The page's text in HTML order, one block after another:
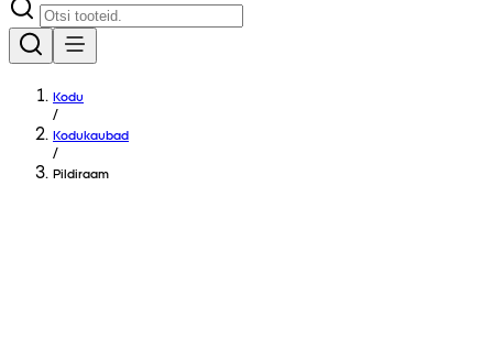
Kodu
/
Kodukaubad
/
Pildiraam